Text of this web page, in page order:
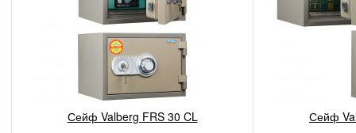
Сейф Valberg FRS 30 CL Сейф